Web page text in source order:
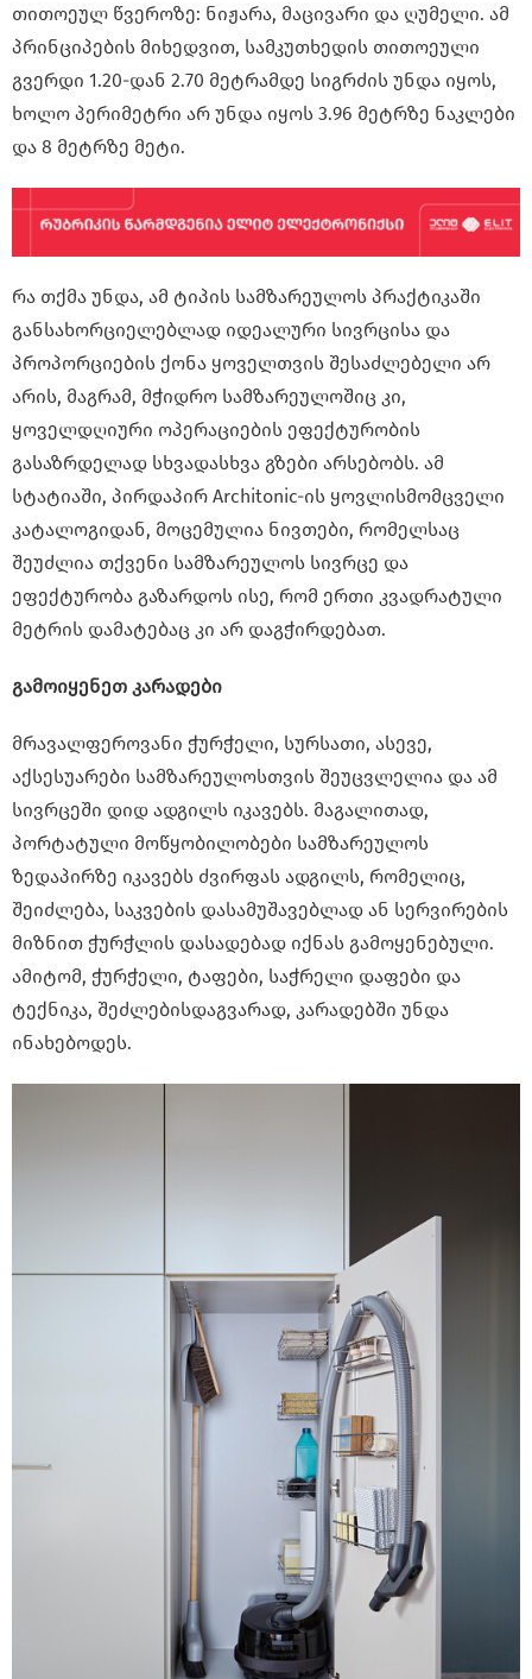
თითოეულ წვეროზე: ნიჟარა, მაცივარი და ღუმელი. ამ
პრინციპების მიხედვით, სამკუთხედის თითოეული
გვერდი 1.20-დან 2.70 მეტრამდე სიგრძის უნდა იყოს,
ხოლო პერიმეტრი არ უნდა იყოს 3.96 მეტრზე ნაკლები
და 8 მეტრზე მეტი.
რა თქმა უნდა, ამ ტიპის სამზარეულოს პრაქტიკაში
განსახორციელებლად იდეალური სივრცისა და
პროპორციების ქონა ყოველთვის შესაძლებელი არ
არის, მაგრამ, მჭიდრო სამზარეულოშიც კი,
ყოველდღიური ოპერაციების ეფექტურობის
გასაზრდელად სხვადასხვა გზები არსებობს. ამ
სტატიაში, პირდაპირ Architonic-ის ყოვლისმომცველი
კატალოგიდან, მოცემულია ნივთები, რომელსაც
შეუძლია თქვენი სამზარეულოს სივრცე და
ეფექტურობა გაზარდოს ისე, რომ ერთი კვადრატული
მეტრის დამატებაც კი არ დაგჭირდებათ.
გამოიყენეთ კარადები
მრავალფეროვანი ჭურჭელი, სურსათი, ასევე,
აქსესუარები სამზარეულოსთვის შეუცვლელია და ამ
სივრცეში დიდ ადგილს იკავებს. მაგალითად,
პორტატული მოწყობილობები სამზარეულოს
ზედაპირზე იკავებს ძვირფას ადგილს, რომელიც,
შეიძლება, საკვების დასამუშავებლად ან სერვირების
მიზნით ჭურჭლის დასადებად იქნას გამოყენებული.
ამიტომ, ჭურჭელი, ტაფები, საჭრელი დაფები და
ტექნიკა, შეძლებისდაგვარად, კარადებში უნდა
ინახებოდეს.